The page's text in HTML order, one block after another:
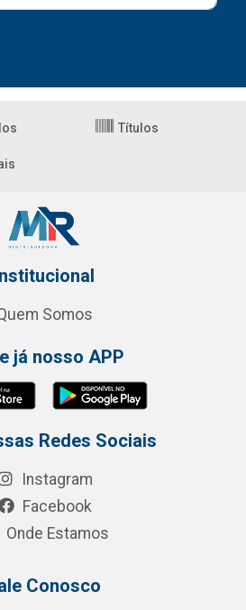
Títulos
Somos
já nosso APP
Redes Sociais
Instagram
Facebook
Onde Estamos
Conosco